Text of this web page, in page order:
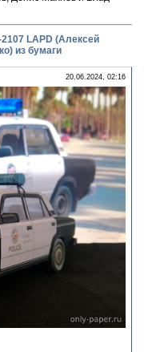
LAPD (Алексей
из бумаги
20.06.2024, 02:16